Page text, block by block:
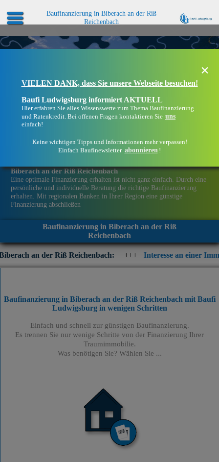
Baufinanzierung in Biberach an der Riß
Reichenbach
Biberach an der Riß Reichenbach
Eine optimale Finanzierung erhalten ist nicht ganz einfach. Durch eine
persönliche und individuelle Beratung die richtige Baufinanzierung
erhalten. Mit regionalen Banken in Ihrer Region eine günstige
Finanzierung abschließen
Baufinanzierung in Biberach an der Riß
Reichenbach
Reichenbach: +++ Interesse an einer
×
VIELEN DANK, dass Sie unsere Webseite besuchen!
Baufi Ludwigsburg informiert AKTUELL
Hier erfahren Sie alles Wissenswerte zum Thema Baufinanzierung
und Ratenkredit. Bei offenen Fragen kontaktieren Sie uns
einfach!
Keine wichtigen Tipps und Informationen mehr verpassen!
Einfach Baufinewsletter abonnieren !
Baufinanzierung in Biberach an der Riß Reichenbach mit Baufi
Ludwigsburgin wenigen Schritten
Einfach und schnell zur günstigen Baufinanzierung.
Es trennen Sie nur wenige Schritte von der Finanzierung Ihrer
Traumimmobilie.
Was benötigen Sie? Wählen Sie ...